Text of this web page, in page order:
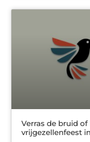
Verras de bruid
vrijgezellenfeest